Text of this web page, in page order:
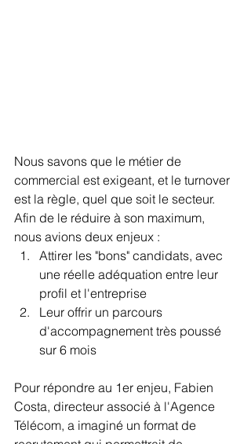
Nous savons que le métier de
commercial est exigeant, et le turnover
est la règle, quel que soit le secteur.
Afin de le réduire à son maximum,
nous avions deux enjeux :
Attirer les "bons" candidats, avec
une réelle adéquation entre leur
profil et l'entreprise
Leur offrir un parcours
d'accompagnement très poussé
sur 6 mois
Pour répondre au 1er enjeu, Fabien
Costa, directeur associé à l'Agence
Télécom, a imaginé un format de